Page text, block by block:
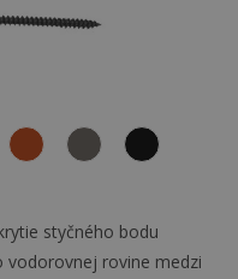
styčného bodu
vodorovnej rovine medzi